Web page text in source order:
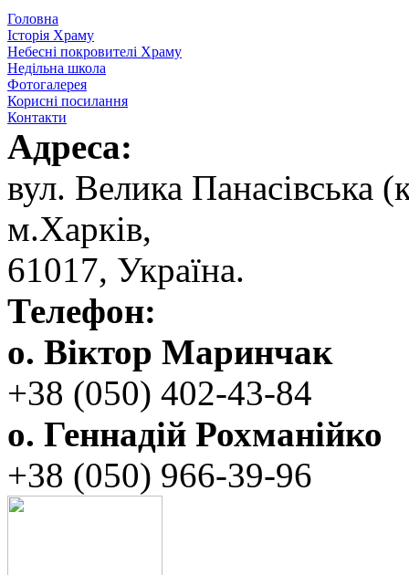
Головна
Історія Храму
Небесні покровителі Храму
Недільна школа
Фотогалерея
Корисні посилання
Контакти
Адреса:
вул. ‬Велика Панасівська
‬м.Харків,
‬61017, ‬Україна.‎
Телефон:
о. Віктор Маринчак
+38 (050)‭ 402-43-84
о. Геннадій Рохманійко
+38 (050)‭ ‬966-39-96